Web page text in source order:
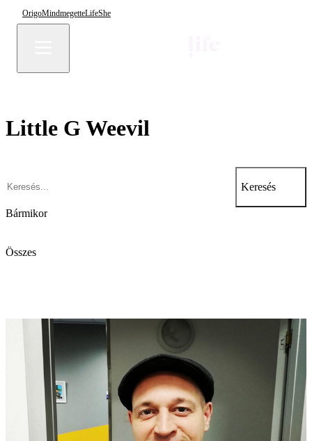
OrigoMindmegetteLifeShe
Little G Weevil
Keresés
Bármikor
Összes